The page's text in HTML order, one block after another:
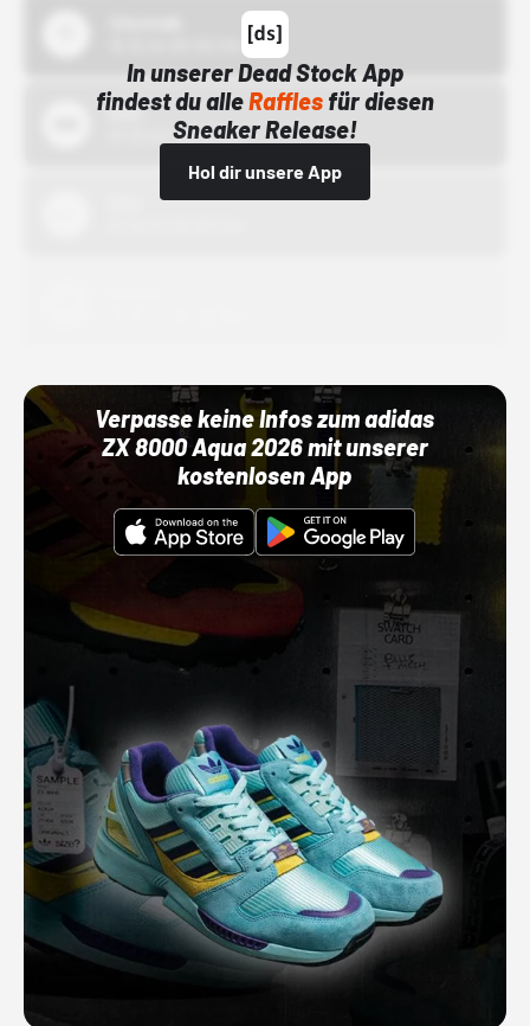
In unserer Dead Stock App
findest du alleRafflesfür diesen
Sneaker Release!
Hol dir unsere App
Bstn
01.10.22 00:00 Uhr
Verpasse keine Infos zum adidas
ZX 8000 Aqua 2026 mit unserer
kostenlosen App